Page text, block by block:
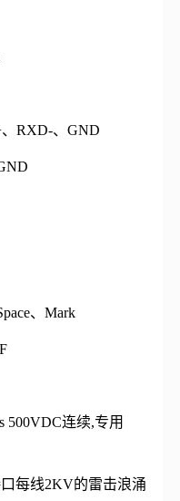
RXD-、GND
、Mark
500VDC连续,专用
每线2KV的雷击浪涌